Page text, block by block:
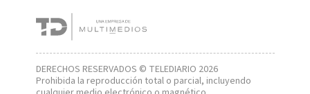
DERECHOS RESERVADOS © TELEDIARIO 2026
Prohibida la reproducción total o parcial, incluyendo